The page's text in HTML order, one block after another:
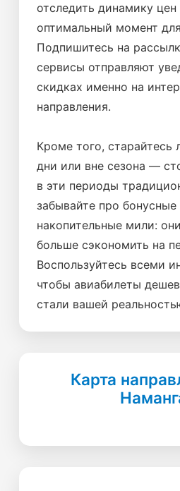
отследить динамику
оптимальный момент
Подпишитесь на
сервисы отправляют
скидках именно на
направления.
Кроме того, старайтесь
дни или вне сезона —
в эти периоды
забывайте про
накопительные мили:
больше сэкономить на
Воспользуйтесь всеми
чтобы авиабилеты
стали вашей
Карта